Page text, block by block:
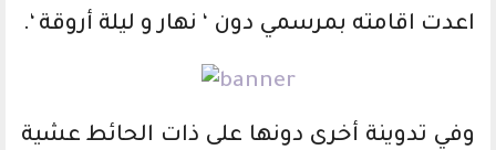
اعدت اقامته بمرسمي دون ‘ نهار و ليلة أروقة ‘.
وفي تدوينة أخرى دونها على ذات الحائط عشية